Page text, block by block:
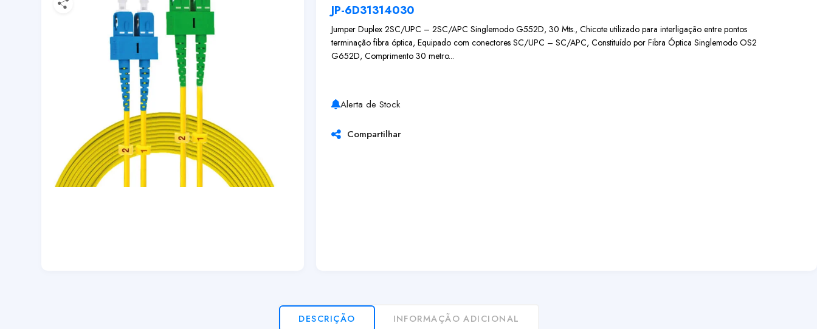
JP-6D31314030
Jumper Duplex 2SC/UPC – 2SC/APC Singlemodo G552D, 30 Mts., Chicote utilizado para interligação entre pontos
terminação fibra óptica, Equipado com conectores SC/UPC – SC/APC, Constituído por Fibra Óptica Singlemodo OS2
G652D, Comprimento 30 metro...
Alerta de Stock
Compartilhar
DESCRIÇÃO INFORMAÇÃO ADICIONAL